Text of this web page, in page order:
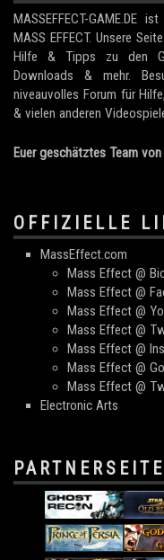
MASSEFFECT-GAME.DE
MASS EFFECT. Unsere
Hilfe & Tipps zu den
Downloads & mehr.
niveauvolles Forum für
& vielen anderen
Euer geschätztes Team von
OFFIZIELLE
MassEffect.com
Mass Effect @
Mass Effect @
Mass Effect @
Mass Effect @
Mass Effect @
Mass Effect @
Mass Effect @
Electronic Arts